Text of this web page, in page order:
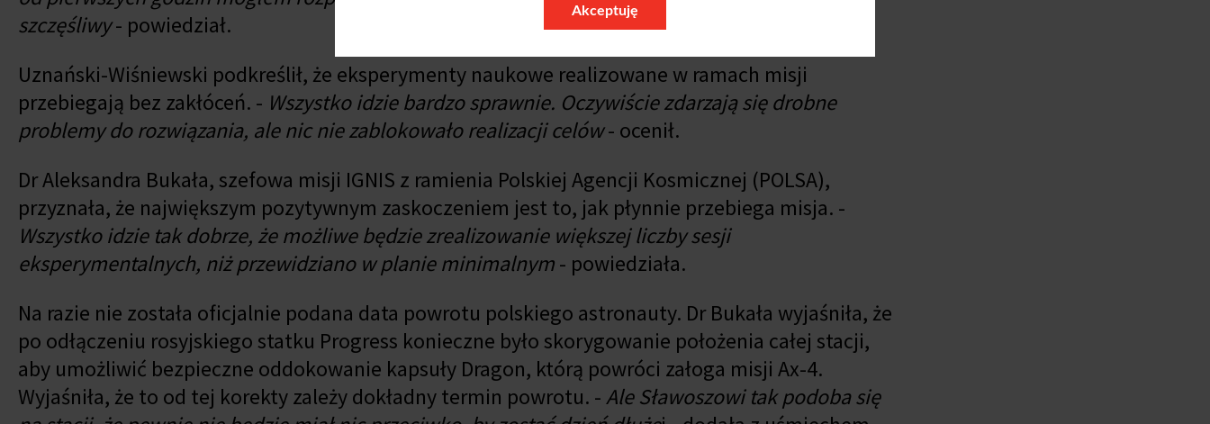
Akceptuję
szczęśliwy- powiedział.
Uznański-Wiśniewski podkreślił, że eksperymenty naukowe realizowane w ramach misji
przebiegają bez zakłóceń. - Wszystko idzie bardzo sprawnie. Oczywiście zdarzają się drobne
problemy do rozwiązania, ale nic nie zablokowało realizacji celów- ocenił.
Dr Aleksandra Bukała, szefowa misji IGNIS z ramienia Polskiej Agencji Kosmicznej (POLSA),
przyznała, że największym pozytywnym zaskoczeniem jest to, jak płynnie przebiega misja. -
Wszystko idzie tak dobrze, że możliwe będzie zrealizowanie większej liczby sesji
eksperymentalnych, niż przewidziano w planie minimalnym- powiedziała.
Na razie nie została oficjalnie podana data powrotu polskiego astronauty. Dr Bukała wyjaśniła, że
po odłączeniu rosyjskiego statku Progress konieczne było skorygowanie położenia całej stacji,
aby umożliwić bezpieczne oddokowanie kapsuły Dragon, którą powróci załoga misji Ax-4.
Wyjaśniła, że to od tej korekty zależy dokładny termin powrotu. -Ale Sławoszowi tak podoba się